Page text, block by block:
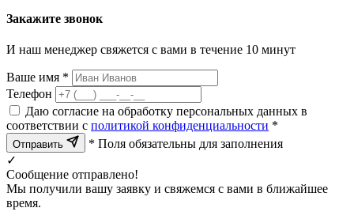
Закажите звонок
И наш менеджер свяжется с вами в течение 10 минут
Ваше имя *
Телефон
Даю согласие на обработку персональных данных в
соответствии с политикой конфиденциальности *
Отправить
* Поля обязательны для заполнения
✓
Сообщение отправлено!
Мы получили вашу заявку и свяжемся с вами в ближайшее
время.